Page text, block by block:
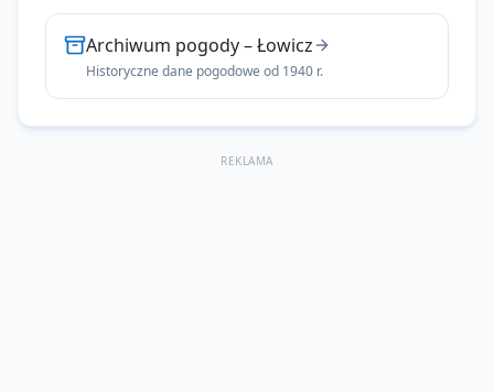
Archiwum pogody–Łowicz
Historyczne dane pogodowe od 1940 r.
REKLAMA